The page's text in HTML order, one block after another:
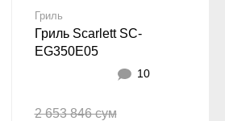
Гриль
Гриль Scarlett SC-
EG350E05
10
2 653 846 сум